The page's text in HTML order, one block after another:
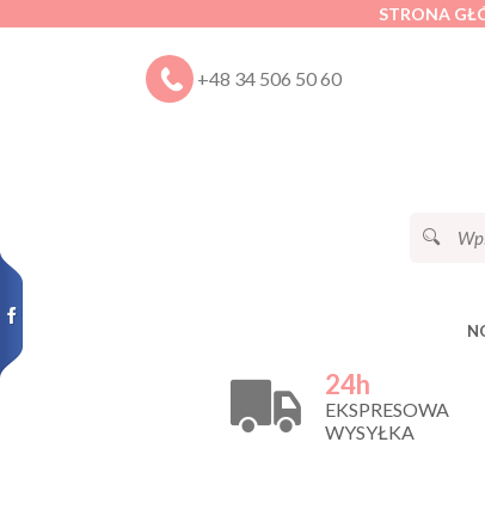
STRONA
+48 34 506 50 60
24h
EKSPRESOWA
WYSYŁKA